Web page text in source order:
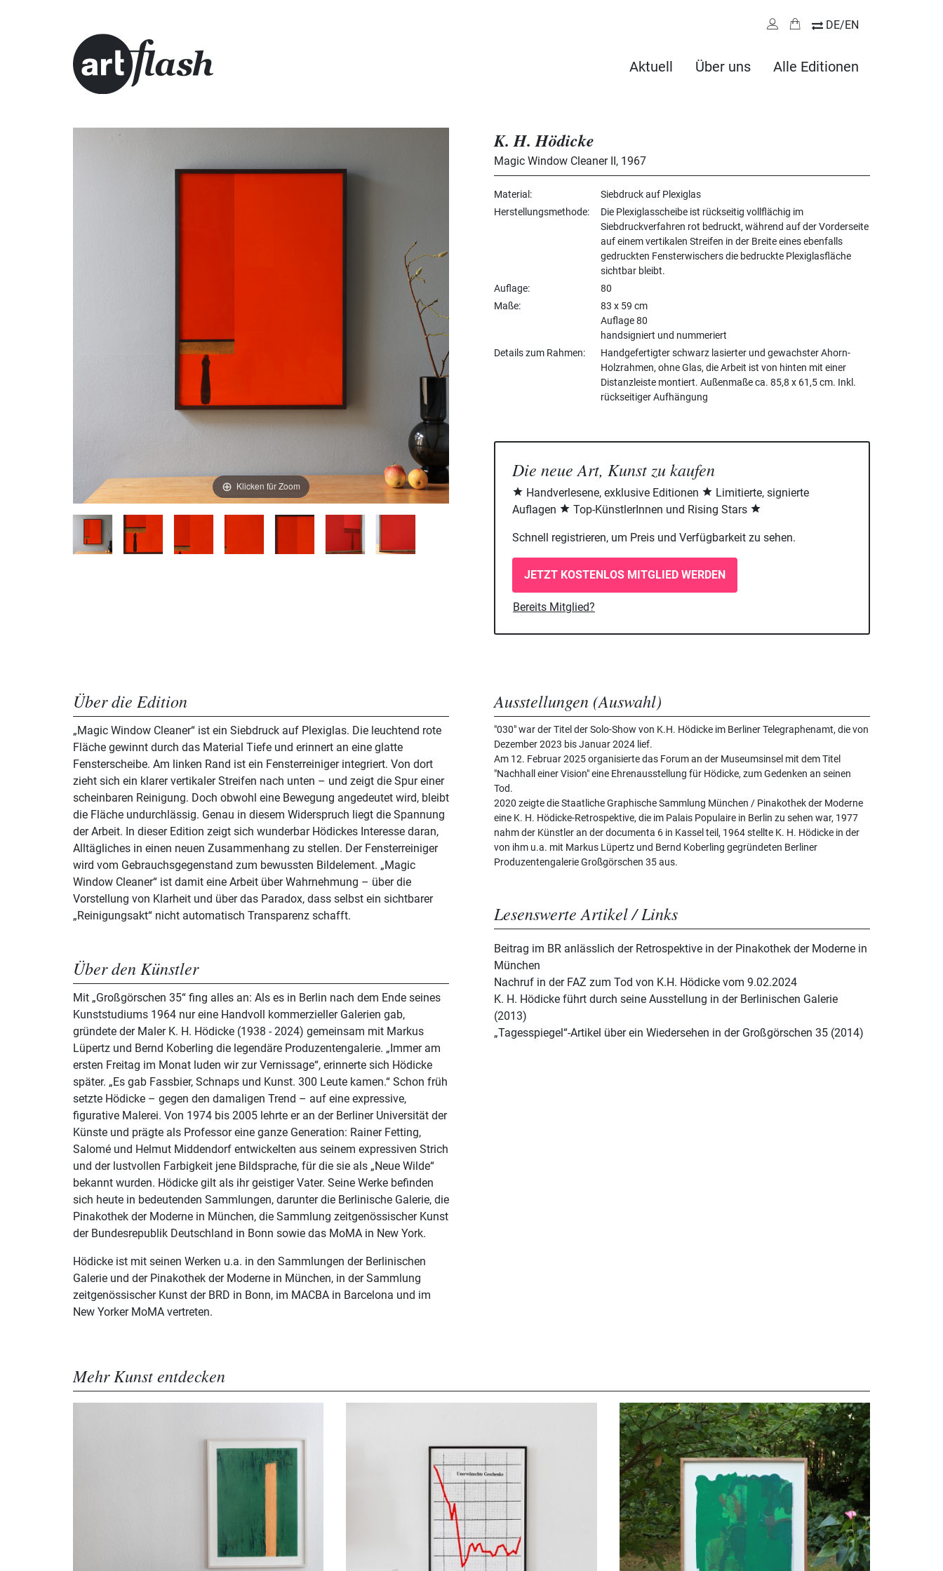
DE/EN
Aktuell Über uns Alle Editionen
Klicken für Zoom
K. H. Hödicke
Magic Window Cleaner II, 1967
Material
Siebdruck auf Plexiglas
Herstellungsmethode
Die Plexiglasscheibe ist rückseitig vollflächig im
Siebdruckverfahren rot bedruckt, während auf der Vorderseite
auf einem vertikalen Streifen in der Breite eines ebenfalls
gedruckten Fensterwischers die bedruckte Plexiglasfläche
sichtbar bleibt.
Auflage
80
Maße
83 x 59 cm
Auflage 80
handsigniert und nummeriert
Details zum Rahmen
Handgefertigter schwarz lasierter und gewachster Ahorn-
Holzrahmen, ohne Glas, die Arbeit ist von hinten mit einer
Distanzleiste montiert. Außenmaße ca. 85,8 x 61,5 cm. Inkl.
rückseitiger Aufhängung
Die neue Art, Kunst zu kaufen
Handverlesene, exklusive Editionen
Limitierte, signierte
Auflagen
Top-KünstlerInnen und Rising Stars
Schnell registrieren, um Preis und Verfügbarkeit zu sehen.
JETZT KOSTENLOS MITGLIED WERDEN
Bereits Mitglied?
Über die Edition
„Magic Window Cleaner“ ist ein Siebdruck auf Plexiglas. Die leuchtend rote
Fläche gewinnt durch das Material Tiefe und erinnert an eine glatte
Fensterscheibe. Am linken Rand ist ein Fensterreiniger integriert. Von dort
zieht sich ein klarer vertikaler Streifen nach unten – und zeigt die Spur einer
scheinbaren Reinigung. Doch obwohl eine Bewegung angedeutet wird, bleibt
die Fläche undurchlässig. Genau in diesem Widerspruch liegt die Spannung
der Arbeit. In dieser Edition zeigt sich wunderbar Hödickes Interesse daran,
Alltägliches in einen neuen Zusammenhang zu stellen. Der Fensterreiniger
wird vom Gebrauchsgegenstand zum bewussten Bildelement. „Magic
Window Cleaner“ ist damit eine Arbeit über Wahrnehmung – über die
Vorstellung von Klarheit und über das Paradox, dass selbst ein sichtbarer
„Reinigungsakt“ nicht automatisch Transparenz schafft.
Über den Künstler
Mit „Großgörschen 35“ fing alles an: Als es in Berlin nach dem Ende seines
Kunststudiums 1964 nur eine Handvoll kommerzieller Galerien gab,
gründete der Maler K. H. Hödicke (1938 - 2024) gemeinsam mit Markus
Lüpertz und Bernd Koberling die legendäre Produzentengalerie. „Immer am
ersten Freitag im Monat luden wir zur Vernissage“, erinnerte sich Hödicke
später. „Es gab Fassbier, Schnaps und Kunst. 300 Leute kamen.“ Schon früh
setzte Hödicke – gegen den damaligen Trend – auf eine expressive,
figurative Malerei. Von 1974 bis 2005 lehrte er an der Berliner Universität der
Künste und prägte als Professor eine ganze Generation: Rainer Fetting,
Salomé und Helmut Middendorf entwickelten aus seinem expressiven Strich
und der lustvollen Farbigkeit jene Bildsprache, für die sie als „Neue Wilde“
bekannt wurden. Hödicke gilt als ihr geistiger Vater. Seine Werke befinden
sich heute in bedeutenden Sammlungen, darunter die Berlinische Galerie, die
Pinakothek der Moderne in München, die Sammlung zeitgenössischer Kunst
der Bundesrepublik Deutschland in Bonn sowie das MoMA in New York.
Hödicke ist mit seinen Werken u.a. in den Sammlungen der Berlinischen
Galerie und der Pinakothek der Moderne in München, in der Sammlung
zeitgenössischer Kunst der BRD in Bonn, im MACBA in Barcelona und im
New Yorker MoMA vertreten.
Ausstellungen (Auswahl)
"030" war der Titel der Solo-Show von K.H. Hödicke im Berliner Telegraphenamt, die von
Dezember 2023 bis Januar 2024 lief.
Am 12. Februar 2025 organisierte das Forum an der Museumsinsel mit dem Titel
"Nachhall einer Vision" eine Ehrenausstellung für Hödicke, zum Gedenken an seinen
Tod.
2020 zeigte die Staatliche Graphische Sammlung München / Pinakothek der Moderne
eine K. H. Hödicke-Retrospektive, die im Palais Populaire in Berlin zu sehen war, 1977
nahm der Künstler an der documenta 6 in Kassel teil, 1964 stellte K. H. Hödicke in der
von ihm u.a. mit Markus Lüpertz und Bernd Koberling gegründeten Berliner
Produzentengalerie Großgörschen 35 aus.
Lesenswerte Artikel / Links
Beitrag im BR anlässlich der Retrospektive in der Pinakothek der Moderne in
München
Nachruf in der FAZ zum Tod von K.H. Hödicke vom 9.02.2024
K. H. Hödicke führt durch seine Ausstellung in der Berlinischen Galerie
(2013)
„Tagesspiegel“-Artikel über ein Wiedersehen in der Großgörschen 35 (2014)
Mehr Kunst entdecken